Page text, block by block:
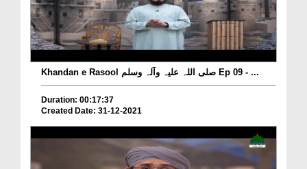
Khandan e Rasool صلی اللہ علیہ وآلہ وسلم Ep 09 - ...
Duration: 00:17:37
Created Date: 31-12-2021